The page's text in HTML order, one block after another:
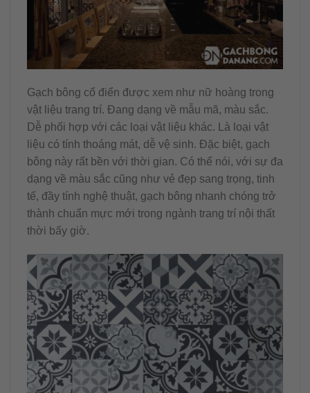
Gạch bông cổ điển được xem như nữ hoàng trong
vật liệu trang trí. Đang dạng về mẫu mã, màu sắc.
Dễ phối hợp với các loại vật liệu khác. Là loại vật
liệu có tính thoáng mát, dễ vệ sinh. Đặc biệt, gạch
bông này rất bền với thời gian. Có thể nói, với sự đa
dạng về màu sắc cũng như vẻ đẹp sang trọng, tinh
tế, đầy tính nghệ thuật, gạch bông nhanh chóng trở
thành chuẩn mực mới trong ngành trang trí nội thất
thời bấy giờ.